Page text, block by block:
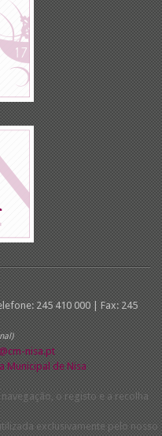
245 410 000 | Fax: 245
nisa.pt
Municipal de Nisa
o registo e a recolha
exclusivamente pelo nosso